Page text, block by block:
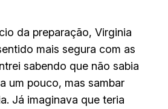
da preparação, Virginia
mais segura com as
sabendo que não sabia
um pouco, mas sambar
Já imaginava que teria